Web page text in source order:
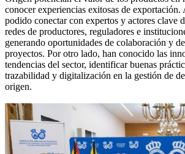
conocer experiencias exitosas de exportación.
podido conectar con expertos y actores clave
redes de productores, reguladores e
generando oportunidades de colaboración y
proyectos. Por otro lado, han conocido las
tendencias del sector, identificar buenas
trazabilidad y digitalización en la gestión de
origen.